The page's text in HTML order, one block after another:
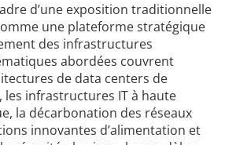
d’une exposition traditionnelle
une plateforme stratégique
des infrastructures
abordées couvrent
de data centers de
les infrastructures IT à haute
la décarbonation des réseaux
innovantes d’alimentation et